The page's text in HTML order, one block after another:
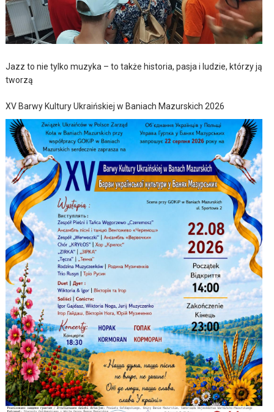
Jazz to nie tylko muzyka – to także historia, pasja i ludzie, którzy ją
tworzą
XV Barwy Kultury Ukraińskiej w Baniach Mazurskich 2026